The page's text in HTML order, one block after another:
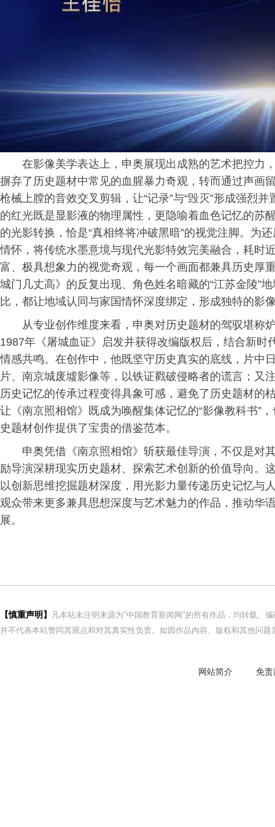
在影像美学表达上，申奥展现出成熟的艺术把控力
摒弃了历史题材中常见的血腥暴力奇观，转而通过声画
枪械上膛的音效交叉剪辑，让“记录”与“毁灭”形成强烈
的红光既是显影液的物理属性，更隐喻着血色记忆的苏
的光影转换，恰是“真相终将冲破黑暗”的视觉注脚。为
情怀，将传统水墨意境与现代光影特效完美融合，耗时
富、极具想象力的视觉奇观，每一个画面都兼具历史厚
城门几丈高》的反复出现、角色姓名暗藏的“江苏金陵”
比，都让地域认同与家国情怀深度绑定，形成独特的影
从专业创作维度来看，申奥对历史题材的驾驭堪称
1987年《屠城血证》启发并获得改编版权后，结合新
情感共鸣。在创作中，他既坚守历史真实的底线，片中
片、南京城废墟影像等，以铁证戳破侵略者的谎言；又
历史记忆的传承过程变得具象可感，避免了历史题材的
让《南京照相馆》既成为唤醒集体记忆的“影像教科书”
史题材创作提供了宝贵的借鉴范本。
申奥凭借《南京照相馆》斩获最佳导演，不仅是对
励导演深耕现实历史题材、探索艺术创新的价值导向。
以创新思维挖掘题材深度，用光影力量传递历史记忆与
观众带来更多兼具思想深度与艺术魅力的作品，推动华
展。
【慎重声明】
凡本站未注明来源为"中国教育新闻网"的所有作品，均转载、
并不代表本站赞同其观点和对其真实性负责。如因作品内容、版权和其他问
网站简介 免责